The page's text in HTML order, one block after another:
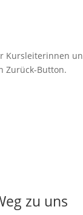
Kursleiterinnen
Zurück-Button.
zu uns